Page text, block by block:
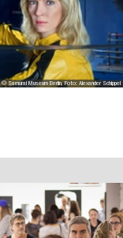
© Samurai Museum Berlin, Foto: Alexander Schippel